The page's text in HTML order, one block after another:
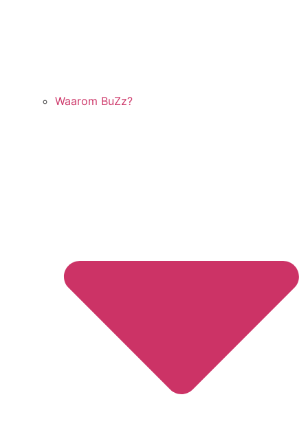
Waarom BuZz?